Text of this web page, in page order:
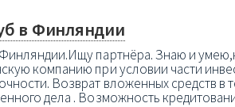
в Финляндии
партнёра. Знаю и
компанию при условии части
Возврат вложенных средств в
дела . Возможность